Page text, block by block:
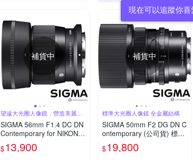
現在可以追蹤你喜
補貨中
望遠大光圈人像鏡，營造美麗淺
景深
SIGMA 56mm F1.4 DC DN
Contemporary for NIKON Z
接環 (公司貨) 望遠大光圈定
焦鏡 人像鏡 APS-C 無反微
$13,900
補貨中
標準大光圈人像鏡 全金屬結構
SIGMA 50mm F2 DG DN C
ontemporary (公司貨) 標準
大光圈定焦鏡 人像鏡 i 系列
全片幅微單眼鏡頭
$19,800